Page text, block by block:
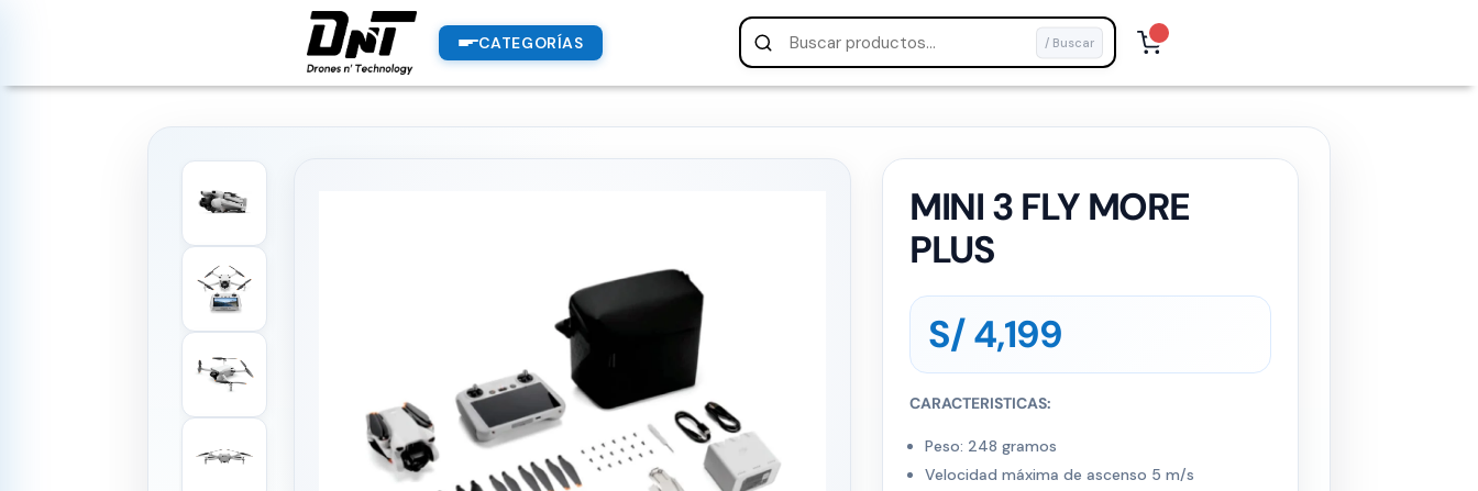
CATEGORÍAS / Buscar
MINI 3 FLY MORE
PLUS
S/4,199
CARACTERISTICAS:
Peso: 248 gramos
Velocidad máxima de ascenso 5 m/s
PRODUCTOS
productos destacados